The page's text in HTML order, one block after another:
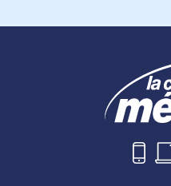
Miranda, en hommage à
en 1538, qui est toujours
le premier parlement
par la proclamation de
une République depuis